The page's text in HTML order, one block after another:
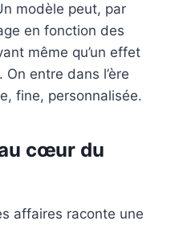
modèle peut, par
en fonction des
même qu’un effet
entre dans l’ère
fine, personnalisée.
cœur du
affaires raconte une